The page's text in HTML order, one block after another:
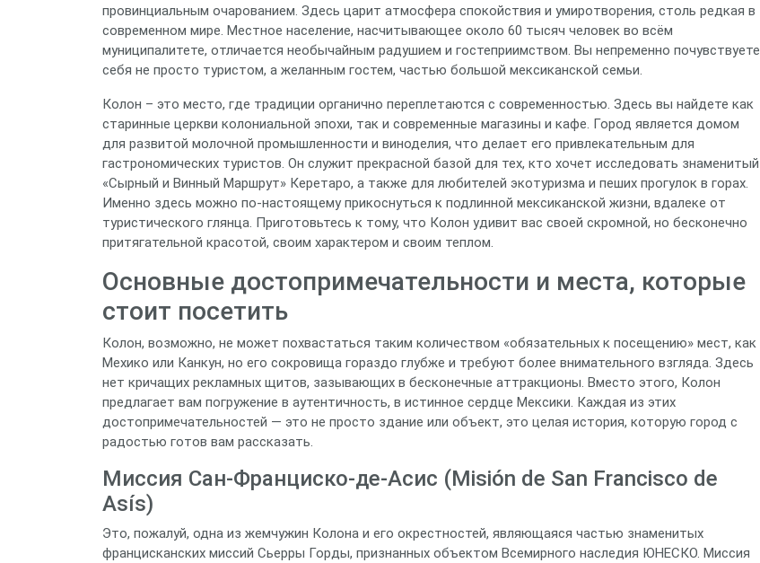
провинциальным очарованием. Здесь царит атмосфера спокойствия и умиротворения, столь редкая в
современном мире. Местное население, насчитывающее около 60 тысяч человек во всём
муниципалитете, отличается необычайным радушием и гостеприимством. Вы непременно почувствуете
себя не просто туристом, а желанным гостем, частью большой мексиканской семьи.
Колон – это место, где традиции органично переплетаются с современностью. Здесь вы найдете как
старинные церкви колониальной эпохи, так и современные магазины и кафе. Город является домом
для развитой молочной промышленности и виноделия, что делает его привлекательным для
гастрономических туристов. Он служит прекрасной базой для тех, кто хочет исследовать знаменитый
«Сырный и Винный Маршрут» Керетаро, а также для любителей экотуризма и пеших прогулок в горах.
Именно здесь можно по-настоящему прикоснуться к подлинной мексиканской жизни, вдалеке от
туристического глянца. Приготовьтесь к тому, что Колон удивит вас своей скромной, но бесконечно
притягательной красотой, своим характером и своим теплом.
Основные достопримечательности и места, которые
стоит посетить
Колон, возможно, не может похвастаться таким количеством «обязательных к посещению» мест, как
Мехико или Канкун, но его сокровища гораздо глубже и требуют более внимательного взгляда. Здесь
нет кричащих рекламных щитов, зазывающих в бесконечные аттракционы. Вместо этого, Колон
предлагает вам погружение в аутентичность, в истинное сердце Мексики. Каждая из этих
достопримечательностей — это не просто здание или объект, это целая история, которую город с
радостью готов вам рассказать.
Миссия Сан-Франциско-де-Асис (Misión de San Francisco de
Asís)
Это, пожалуй, одна из жемчужин Колона и его окрестностей, являющаяся частью знаменитых
францисканских миссий Сьерры Горды, признанных объектом Всемирного наследия ЮНЕСКО. Миссия